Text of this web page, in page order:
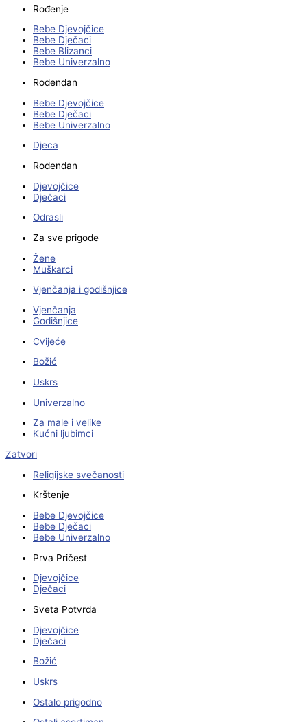
Rođenje
Bebe Djevojčice
Bebe Dječaci
Bebe Blizanci
Bebe Univerzalno
Rođendan
Bebe Djevojčice
Bebe Dječaci
Bebe Univerzalno
Djeca
Rođendan
Djevojčice
Dječaci
Odrasli
Za sve prigode
Žene
Muškarci
Vjenčanja i godišnjice
Vjenčanja
Godišnjice
Cvijeće
Božić
Uskrs
Univerzalno
Za male i velike
Kućni ljubimci
Zatvori
Religijske svečanosti
Krštenje
Bebe Djevojčice
Bebe Dječaci
Bebe Univerzalno
Prva Pričest
Djevojčice
Dječaci
Sveta Potvrda
Djevojčice
Dječaci
Božić
Uskrs
Ostalo prigodno